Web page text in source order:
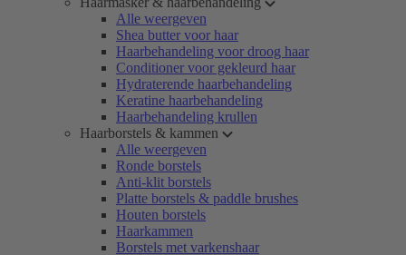
Alle weergeven
Shea butter voor haar
Haarbehandeling voor droog haar
Conditioner voor gekleurd haar
Hydraterende haarbehandeling
Keratine haarbehandeling
Haarbehandeling krullen
Haarborstels & kammen
Alle weergeven
Ronde borstels
Anti-klit borstels
Platte borstels & paddle brushes
Houten borstels
Haarkammen
Borstels met varkenshaar